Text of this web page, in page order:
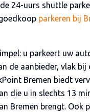
24-uurs shuttle
parkeren bij
u parkeert uw
de aanbieder, vlak bij
Bremen biedt
die u in slechts 13
Bremen brengt. Ook